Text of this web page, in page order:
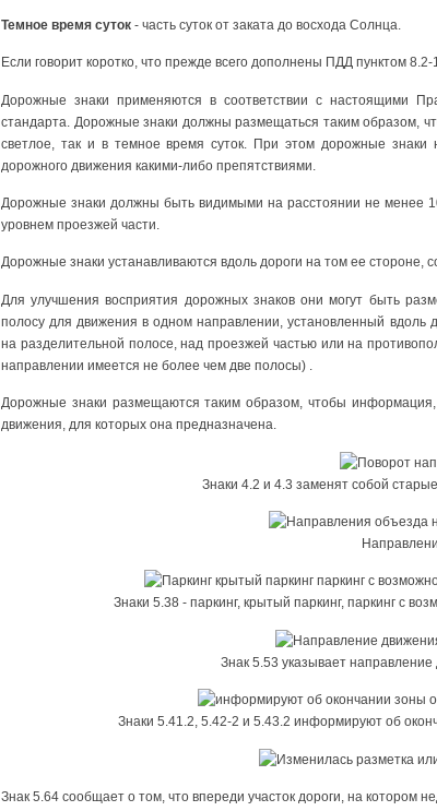
Темное время суток - часть суток от заката до восхода Солнца.
Если говорит коротко, что прежде всего дополнены ПДД пунктом
Дорожные знаки применяются в соответствии с настоящими
стандарта. Дорожные знаки должны размещаться таким образом,
светлое, так и в темное время суток. При этом дорожные
дорожного движения какими-либо препятствиями.
Дорожные знаки должны быть видимыми на расстоянии не
уровнем проезжей части.
Дорожные знаки устанавливаются вдоль дороги на том ее стороне,
Для улучшения восприятия дорожных знаков они могут быть
полосу для движения в одном направлении, установленный вдоль
на разделительной полосе, над проезжей частью или на
направлении имеется не более чем две полосы) .
Дорожные знаки размещаются таким образом, чтобы
движения, для которых она предназначена.
Знаки 4.2 и 4.3 заменят собой
Знаки 5.38 - паркинг, крытый паркинг, паркинг с
Знак 5.53 указывает
Знаки 5.41.2, 5.42-2 и 5.43.2 информируют об
Знак 5.64 сообщает о том, что впереди участок дороги, на котором